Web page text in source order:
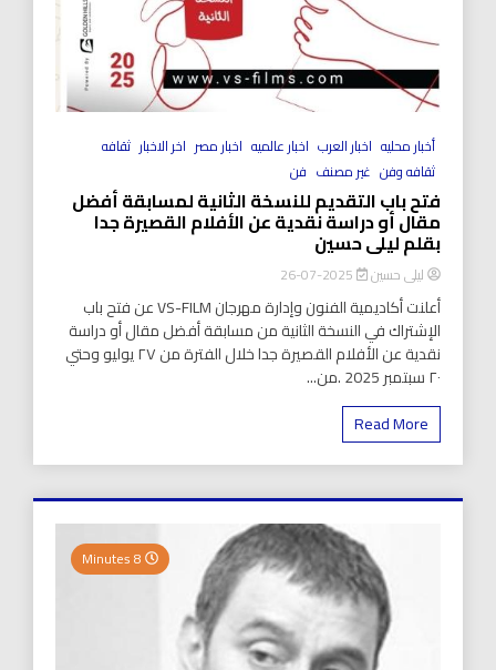
أخبار محليه اخبار العرب اخبار عالميه اخبار مصر اخر الاخبار ثقافه
ثقافه وفن غير مصنف فن
فتح باب التقديم للنسخة الثانية لمسابقة أفضل
مقال أو دراسة نقدية عن الأفلام القصيرة جدا
بقلم ليلى حسين
ليلى حسين
أعلنت أكاديمية الفنون وإدارة مهرجان VS-FILM عن فتح باب
الإشتراك في النسخة الثانية من مسابقة أفضل مقال أو دراسة
نقدية عن الأفلام القصيرة جدا خلال الفترة من ٢٧ يوليو وحتي
٢٠ سبتمبر 2025 .من...
Read More